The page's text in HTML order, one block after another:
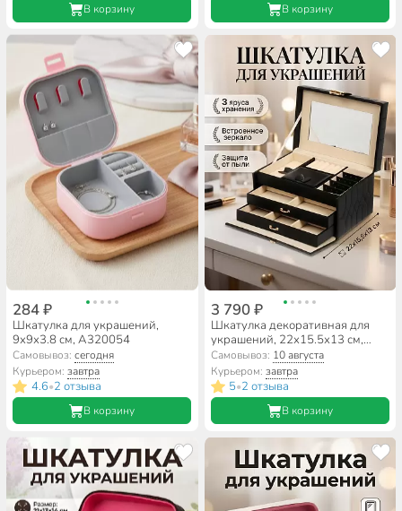
В корзину В корзину
284 ₽
Шкатулка для украшений,
9х9х3.8 см, A320054
Самовывоз:сегодня
Курьером:завтра
4.6•2 отзыва
В корзину
3 790 ₽
Шкатулка декоративная для
украшений, 22х15.5х13 см,
черная, A320040
Самовывоз: 10 августа
Курьером: завтра
5•2 отзыва
В корзину